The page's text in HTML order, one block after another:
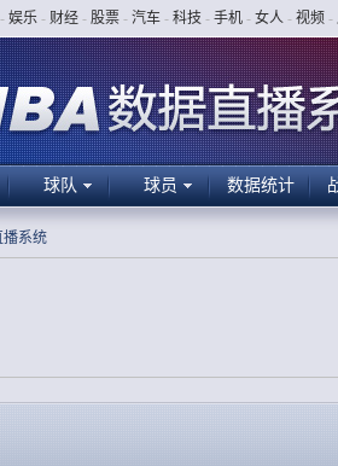
- 娱乐 - 财经 - 股票 - 汽车 - 科技 - 手机 - 女人 - 视频 -
球队 球员 数据统计
系统